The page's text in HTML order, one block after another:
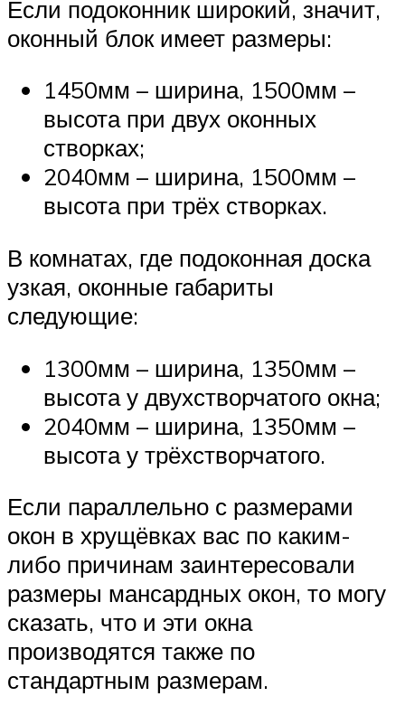
Если подоконник широкий, значит,
оконный блок имеет размеры:
1450мм – ширина, 1500мм –
высота при двух оконных
створках;
2040мм – ширина, 1500мм –
высота при трёх створках.
В комнатах, где подоконная доска
узкая, оконные габариты
следующие:
1300мм – ширина, 1350мм –
высота у двухстворчатого окна;
2040мм – ширина, 1350мм –
высота у трёхстворчатого.
Если параллельно с размерами
окон в хрущёвках вас по каким-
либо причинам заинтересовали
размеры мансардных окон, то могу
сказать, что и эти окна
производятся также по
стандартным размерам.